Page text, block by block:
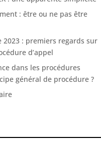
: être ou ne pas être
2023 : premiers regards sur
d’appel
dans les procédures
général de procédure ?